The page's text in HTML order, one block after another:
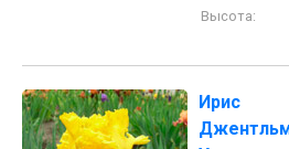
Высота:
Ирис